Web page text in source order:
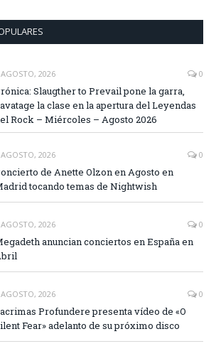
2026 0
Slaugther to Prevail pone la garra,
la clase en la apertura del Leyendas
Rock – Miércoles – Agosto 2026
2026 0
de Anette Olzon en Agosto en
tocando temas de Nightwish
2026 0
anuncian conciertos en España en
2026 0
Profundere presenta vídeo de «O
Fear» adelanto de su próximo disco